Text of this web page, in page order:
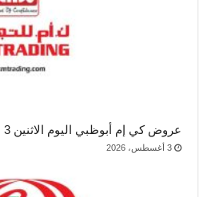
عروض كي إم أبوظبي اليوم الاثنين 3 اغسطس 2026
3 أغسطس، 2026